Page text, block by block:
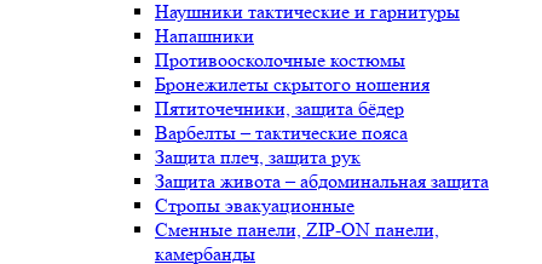
Наушники тактические и гарнитуры
Напашники
Противоосколочные костюмы
Бронежилеты скрытого ношения
Пятиточечники, защита бёдер
Варбелты – тактические пояса
Защита плеч, защита рук
Защита живота – абдоминальная защита
Стропы эвакуационные
Сменные панели, ZIP-ON панели,
камербанды